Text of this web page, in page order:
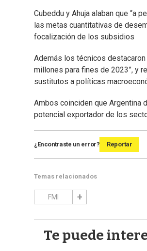
Cubeddu y Ahuja alaban que “a
las metas cuantitativas de
focalización de los subsidios
Además los técnicos destacaron
millones para fines de 2023”, y
sustitutos a políticas
Ambos coinciden que Argentina
potencial exportador de los
¿Encontraste un error? Reportar
Temas relacionados
FMI
Te puede